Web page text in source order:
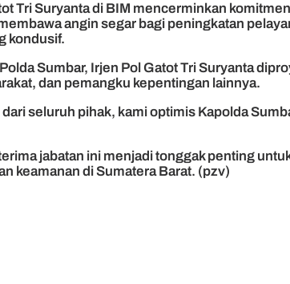
Tri Suryanta di BIM mencerminkan
angin segar bagi peningkatan
kondusif.
Sumbar, Irjen Pol Gatot Tri Suryanta
dan pemangku kepentingan lainnya.
seluruh pihak, kami optimis Kapolda
jabatan ini menjadi tonggak penting
keamanan di Sumatera Barat. (pzv)